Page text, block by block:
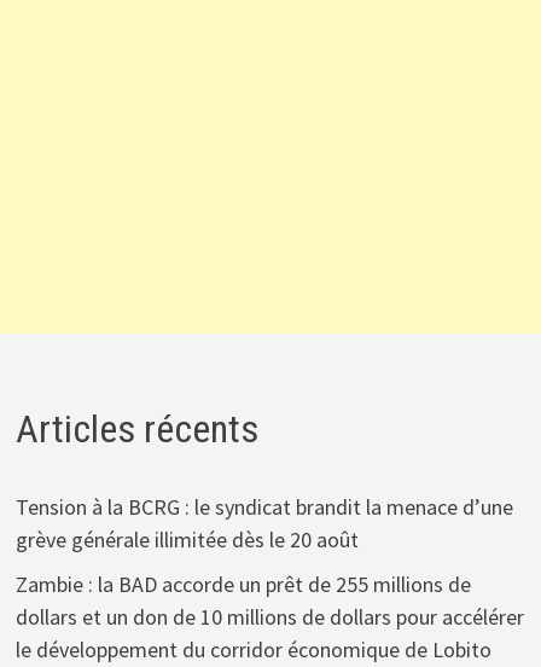
Articles récents
Tension à la BCRG : le syndicat brandit la menace d’une
grève générale illimitée dès le 20 août
Zambie : la BAD accorde un prêt de 255 millions de
dollars et un don de 10 millions de dollars pour accélérer
le développement du corridor économique de Lobito